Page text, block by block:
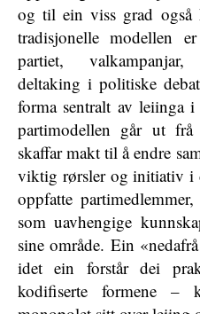
og til ein viss grad også
tradisjonelle modellen
partiet,
deltaking i politiske
forma sentralt av leiinga
partimodellen går ut
skaffar makt til å endre
viktig rørsler og initiativ i
oppfatte
som uavhengige
sine område. Ein
idet ein forstår dei
kodifiserte formene